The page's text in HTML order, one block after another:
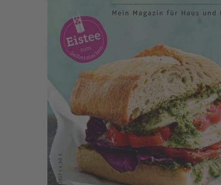
Zum Anfang der Bildergalerie springen
006821
Einfach Hausgemacht 04/17